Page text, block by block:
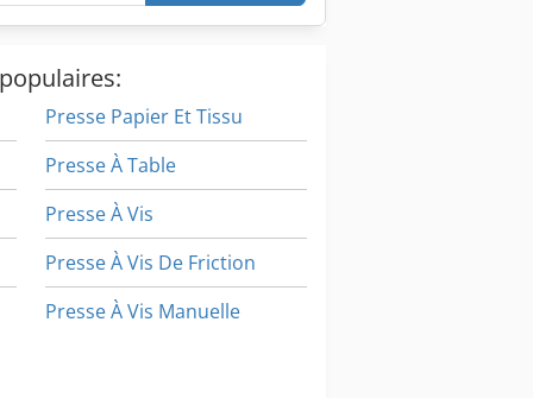
Presse Papier Et Tissu
Presse À Table
Presse À Vis
Presse À Vis De Friction
Presse À Vis Manuelle